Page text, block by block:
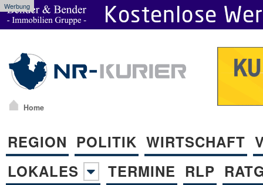
Werbung
Home
REGION POLITIK WIRTSCHAFT
LOKALES
TERMINE RLP